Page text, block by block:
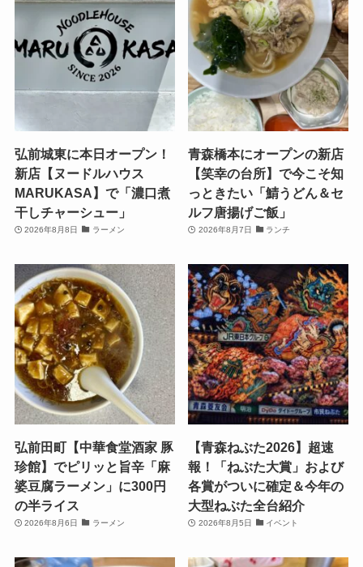
弘前城東に本日オープン！
新店【ヌードルハウス
MARUKASA】で「濃口煮
干しチャーシュー」
2026年8月8日 ラーメン
青森橋本にオープンの新店
【笑幸の台所】で今こそ知
っときたい「鯖うどん＆セ
ルフ唐揚げご飯」
2026年8月7日 ランチ
弘前田町【中華食堂酒家 豚
珍館】でピリッと旨辛「麻
婆豆腐ラーメン」に300円
の半ライス
2026年8月6日 ラーメン
【青森ねぶた2026】超速
報！「ねぶた大賞」および
各賞がついに確定＆今年の
大型ねぶた全台紹介
2026年8月5日 イベント